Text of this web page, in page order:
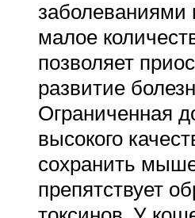
заболеваниями
малое
позволяет
развитие
Ограниченная
высокого
сохранить
препятствует